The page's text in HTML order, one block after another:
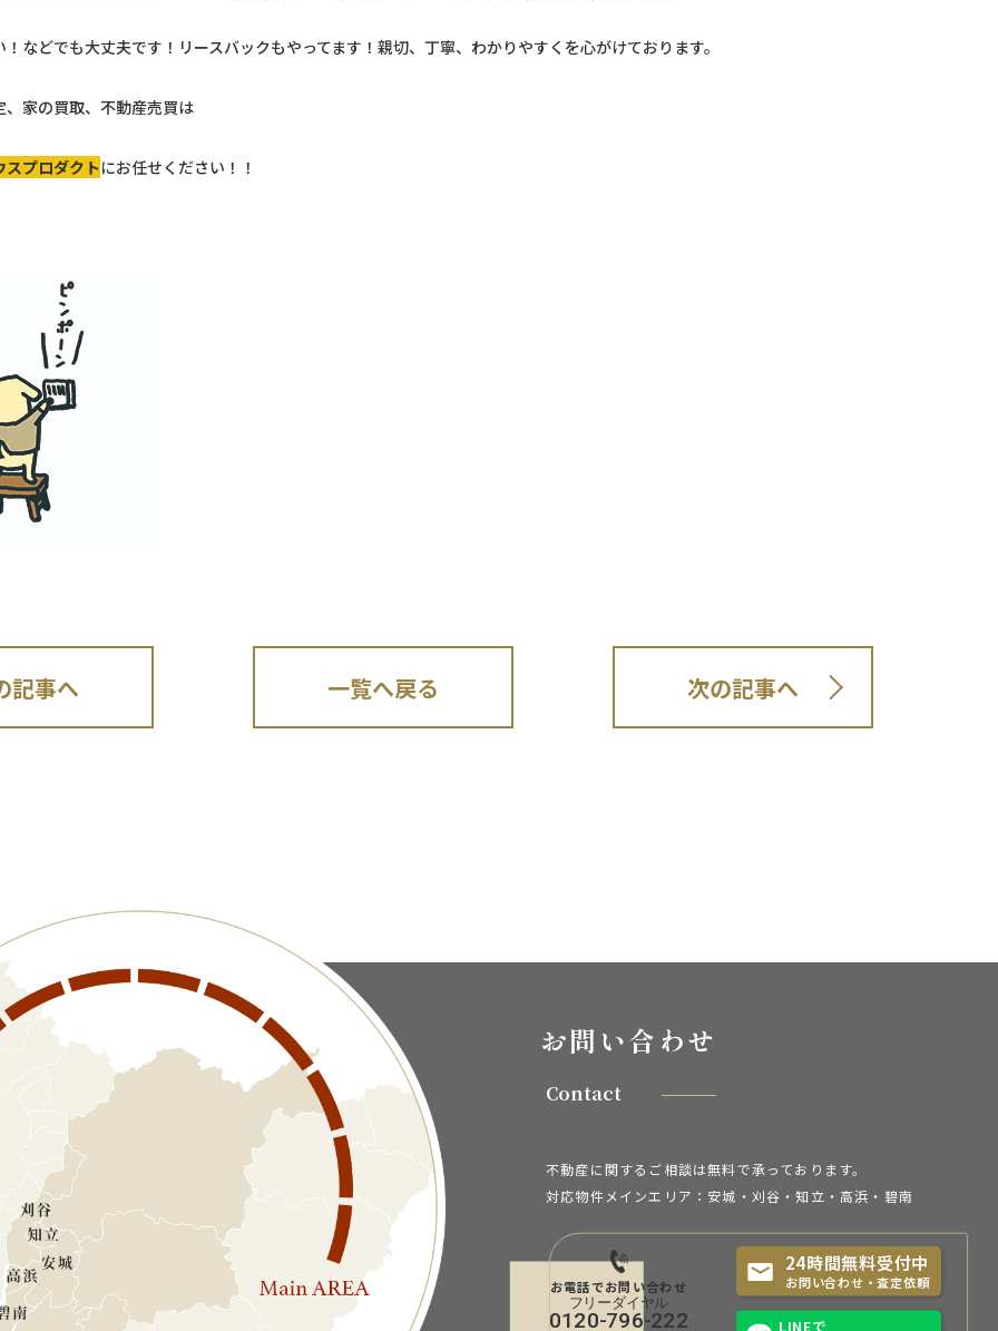
などでも大丈夫です！リースバックもやってます！親切、丁寧、わかりやすくを心がけております。
、家の買取、不動産売買は
スプロダクトにお任せください！！
記事へ 一覧へ戻る 次の記事へ
お問い合わせ
Contact
不動産に関するご相談は無料で承っております。
対応物件メインエリア：安城・刈谷・知立・ 高浜・碧南
お電話でお問い合わせ
0120-796-222
24時間無料受付中
お問い合わせ・査定依頼
LINEで